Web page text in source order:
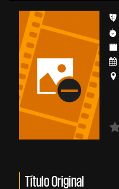
Título Original